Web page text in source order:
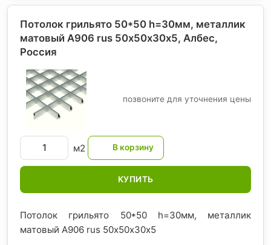
Потолок грильято 50*50 h=30мм, металлик
матовый А906 rus 50х50х30х5, Албес,
Россия
позвоните для уточнения цены
м2
КУПИТЬ
Потолок грильято 50*50 h=30мм, металлик
матовый А906 rus 50х50х30х5